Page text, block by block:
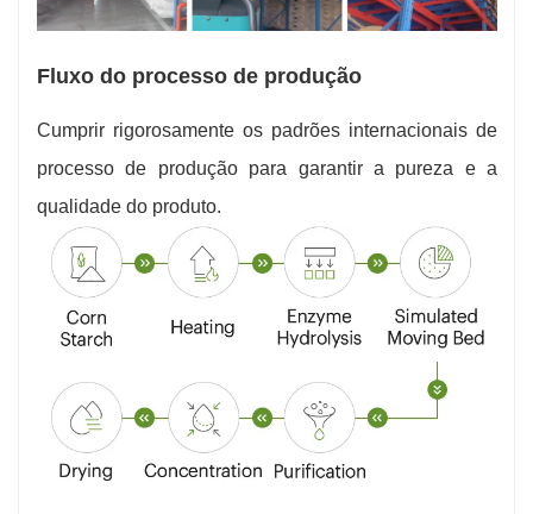
Fluxo do processo de produção
Cumprir rigorosamente os padrões internacionais de
processo de produção para garantir a pureza e a
qualidade do produto.